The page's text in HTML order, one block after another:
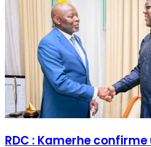
RDC : Kamerhe